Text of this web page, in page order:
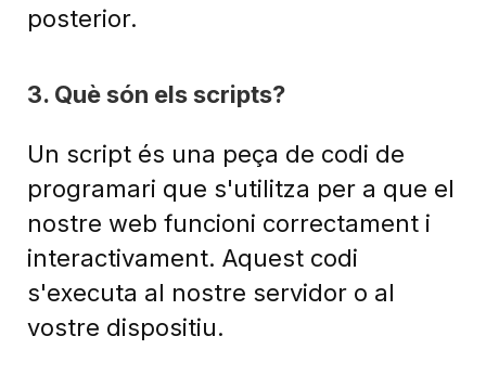
posterior.
3. Què són els scripts?
Un script és una peça de codi de
programari que s'utilitza per a que el
nostre web funcioni correctament i
interactivament. Aquest codi
s'executa al nostre servidor o al
vostre dispositiu.